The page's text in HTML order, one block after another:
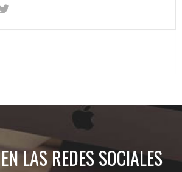
LAS REDES SOCIALES